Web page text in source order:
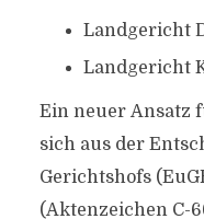
Landgericht
Landgericht
Ein neuer Ansatz
sich aus der
Gerichtshofs
(Aktenzeichen C-